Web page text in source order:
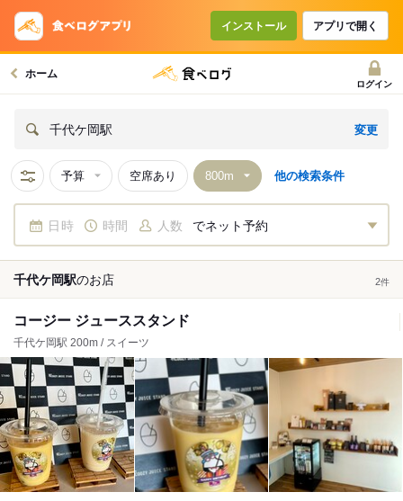
インストール アプリで開く
ホーム
ログイン
千代ケ岡駅 変更
予算 空席あり 他の検索条件
日時 時間 人数 でネット予約
千代ケ岡駅のお店 2件
コージー ジューススタンド
千代ケ岡駅 200m / スイーツ